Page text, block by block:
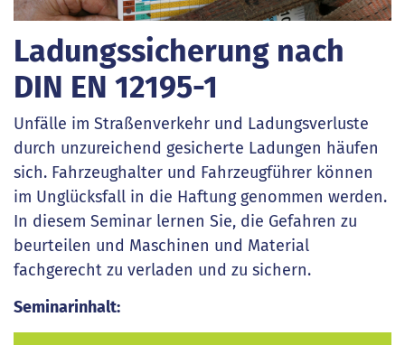
Ladungssicherung nach
DIN EN 12195-1
Unfälle im Straßenverkehr und Ladungsverluste
durch unzureichend gesicherte Ladungen häufen
sich. Fahrzeughalter und Fahrzeugführer können
im Unglücksfall in die Haftung genommen werden.
In diesem Seminar lernen Sie, die Gefahren zu
beurteilen und Maschinen und Material
fachgerecht zu verladen und zu sichern.
Seminarinhalt: